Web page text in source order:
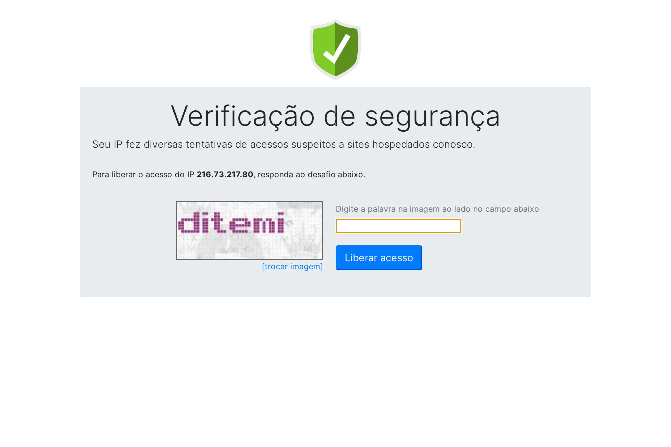
Verificação de segurança
Seu IP fez diversas tentativas de acessos suspeitos a sites hospedados conosco.
Para liberar o acesso do IP 216.73.217.80, responda ao desafio abaixo.
[trocar imagem]
Digite a palavra na imagem ao lado no campo abaixo